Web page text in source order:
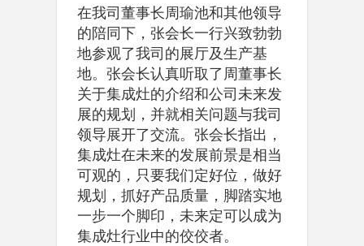
在我司董事长周瑜池和其他领导
的陪同下，张会长一行兴致勃勃
地参观了我司的展厅及生产基
地。张会长认真听取了周董事长
关于集成灶的介绍和公司未来发
展的规划，并就相关问题与我司
领导展开了交流。张会长指出，
集成灶在未来的发展前景是相当
可观的，只要我们定好位，做好
规划，抓好产品质量，脚踏实地
一步一个脚印，未来定可以成为
集成灶行业中的佼佼者。